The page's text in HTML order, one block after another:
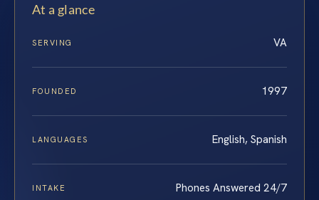
At a glance
SERVING VA
FOUNDED 1997
LANGUAGES English, Spanish
INTAKE Phones Answered 24/7